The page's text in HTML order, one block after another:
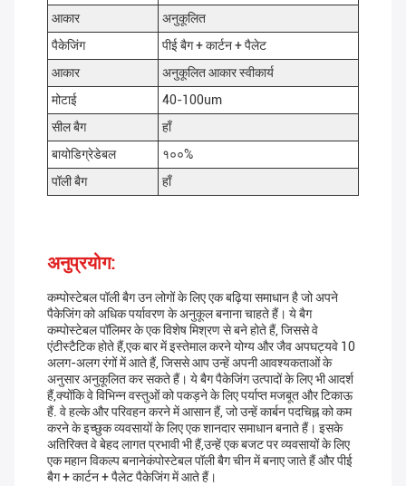
आकार
अनुकूलित
पैकेजिंग
पीई बैग + कार्टन + पैलेट
आकार
अनुकूलित आकार स्वीकार्य
मोटाई
40-100um
सील बैग
हाँ
बायोडिग्रेडेबल
१००%
पॉली बैग
हाँ
अनुप्रयोग:
कम्पोस्टेबल पॉली बैग उन लोगों के लिए एक बढ़िया समाधान है जो अपने
पैकेजिंग को अधिक पर्यावरण के अनुकूल बनाना चाहते हैं। ये बैग
कम्पोस्टेबल पॉलिमर के एक विशेष मिश्रण से बने होते हैं, जिससे वे
एंटीस्टैटिक होते हैं,एक बार में इस्तेमाल करने योग्य और जैव अपघट्यवे 10
अलग-अलग रंगों में आते हैं, जिससे आप उन्हें अपनी आवश्यकताओं के
अनुसार अनुकूलित कर सकते हैं। ये बैग पैकेजिंग उत्पादों के लिए भी आदर्श
हैं,क्योंकि वे विभिन्न वस्तुओं को पकड़ने के लिए पर्याप्त मजबूत और टिकाऊ
हैं. वे हल्के और परिवहन करने में आसान हैं, जो उन्हें कार्बन पदचिह्न को कम
करने के इच्छुक व्यवसायों के लिए एक शानदार समाधान बनाते हैं। इसके
अतिरिक्त वे बेहद लागत प्रभावी भी हैं,उन्हें एक बजट पर व्यवसायों के लिए
एक महान विकल्प बनानेकंपोस्टेबल पॉली बैग चीन में बनाए जाते हैं और पीई
बैग + कार्टन + पैलेट पैकेजिंग में आते हैं।